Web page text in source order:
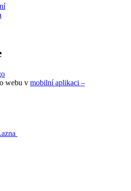
webu v mobilní aplikaci –